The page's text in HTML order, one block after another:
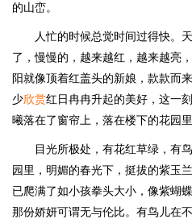
的山峦。
人忙的时候总觉时间过得快。
了，慢慢的，越来越红，越来越亮
阳就像顶着红盖头的新娘，款款而
少欣赏红日冉冉升起的美好，这一
曦落在了窗帘上，落在楼下的花园
目光所极处，有花红草绿，有
园里，明媚的春光下，挺拔的紫玉
已爬满了如小孩拳头大小，像紫蝴
那份娇妍可谓无与伦比。有鸟儿在